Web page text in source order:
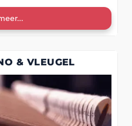
& VLEUGEL